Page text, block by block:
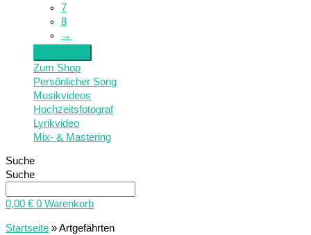
7
8
→
Zum Shop
Persönlicher Song
Musikvideos
Hochzeitsfotograf
Lyrikvideo
Mix- & Mastering
Suche
Suche
0,00 € 0 Warenkorb
Startseite »Artgefährten